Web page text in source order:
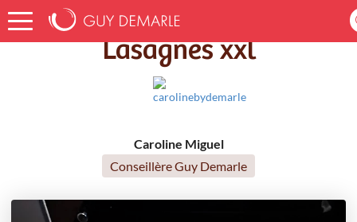
Accueil Recettes Lasagnes xxl
Lasagnes xxl
Caroline Miguel
Conseillère Guy Demarle